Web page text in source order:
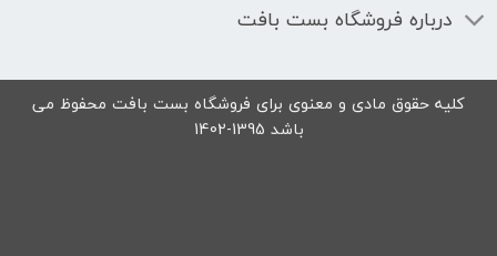
درباره فروشگاه بست بافت
کلیه حقوق مادی و معنوی برای فروشگاه بست بافت محفوظ می
باشد 1395-1402